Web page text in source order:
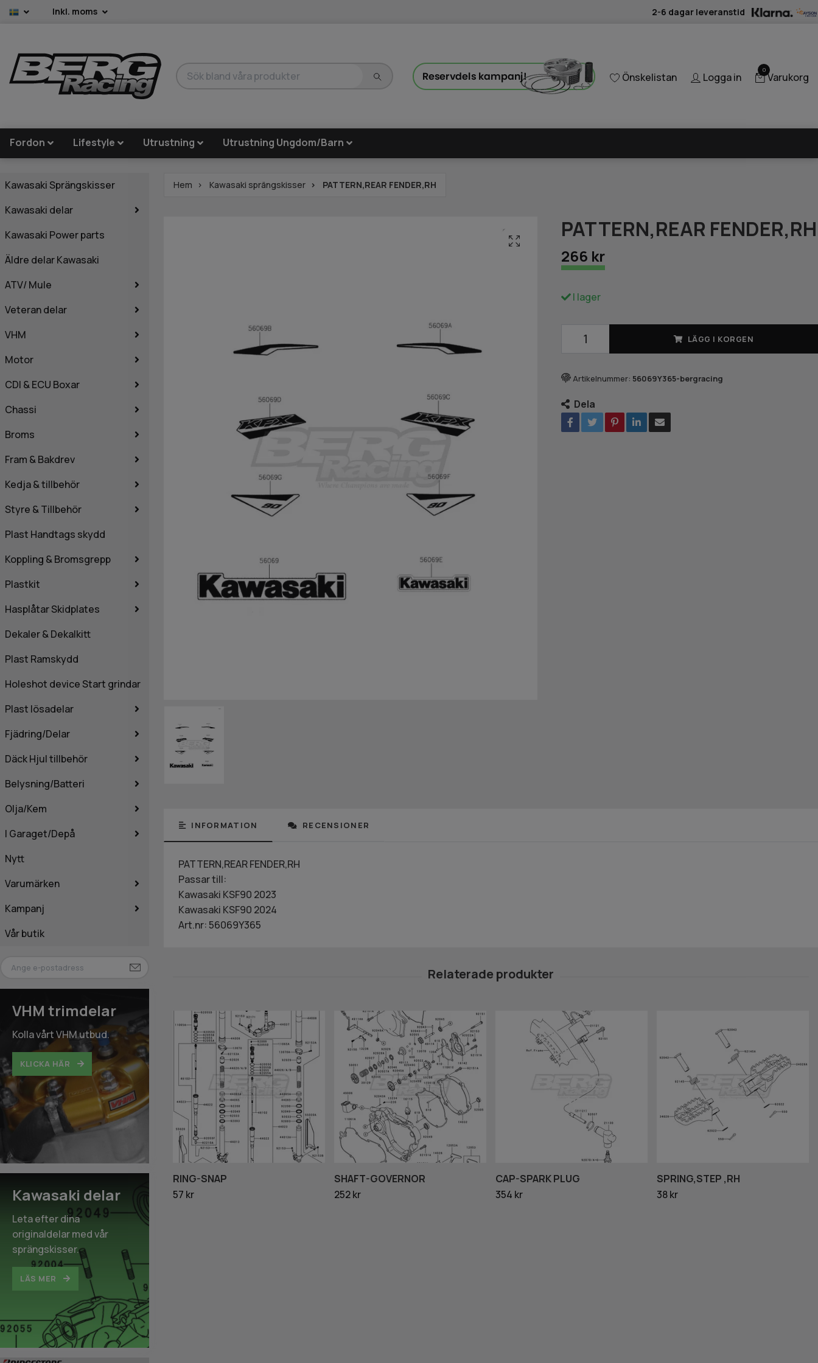
Inkl. moms 2-6 dagar leveranstid
Önskelistan Logga in
0
Varukorg
Fordon Lifestyle Utrustning Utrustning Ungdom/Barn
Kawasaki Sprängskisser
Kawasaki delar
Kawasaki Power parts
Äldre delar Kawasaki
ATV/ Mule
Veteran delar
VHM
Motor
CDI & ECU Boxar
Chassi
Broms
Fram & Bakdrev
Kedja & tillbehör
Styre & Tillbehör
Plast Handtags skydd
Koppling & Bromsgrepp
Plastkit
Hasplåtar Skidplates
Dekaler & Dekalkitt
Plast Ramskydd
Holeshot device Start grindar
Plast lösadelar
Fjädring/Delar
Däck Hjul tillbehör
Belysning/Batteri
Olja/Kem
I Garaget/Depå
Nytt
Varumärken
Kampanj
Vår butik
VHM trimdelar
Kolla vårt VHM utbud.
KLICKA HÄR
Kawasaki delar
Leta efter dina
originaldelar med vår
sprängskisser.
LÄS MER
Hem Kawasaki sprängskisser PATTERN,REAR FENDER,RH
PATTERN,REAR FENDER,RH
266 kr
I lager
LÄGG I KORGEN
Artikelnummer: 56069Y365-bergracing
Dela
INFORMATION RECENSIONER
PATTERN,REAR FENDER,RH
Passar till:
Kawasaki KSF90 2023
Kawasaki KSF90 2024
Art.nr: 56069Y365
RING-SNAP
57 kr
SHAFT-GOVERNOR
252 kr
CAP-SPARK PLUG
354 kr
SPRING,STEP ,RH
38 kr